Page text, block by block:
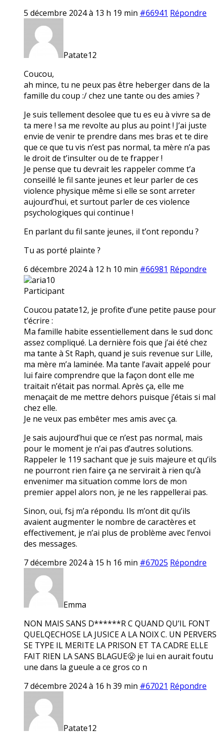
5 décembre 2024 à 13 h 19 min #66941 Répondre
Patate12
Coucou,
ah mince, tu ne peux pas être heberger dans de la
famille du coup :/ chez une tante ou des amies ?
Je suis tellement desolee que tu es eu à vivre sa de
ta mere ! sa me revolte au plus au point ! J’ai juste
envie de venir te prendre dans mes bras et te dire
que ce que tu vis n’est pas normal, ta mère n’a pas
le droit de t’insulter ou de te frapper !
Je pense que tu devrait les rappeler comme t’a
conseillé le fil sante jeunes et leur parler de ces
violence physique même si elle se sont arreter
aujourd’hui, et surtout parler de ces violence
psychologiques qui continue !
En parlant du fil sante jeunes, il t’ont repondu ?
Tu as porté plainte ?
6 décembre 2024 à 12 h 10 min #66981 Répondre
aria10
Participant
Coucou patate12, je profite d’une petite pause pour
t’écrire :
Ma famille habite essentiellement dans le sud donc
assez compliqué. La dernière fois que j’ai été chez
ma tante à St Raph, quand je suis revenue sur Lille,
ma mère m’a laminée. Ma tante l’avait appelé pour
lui faire comprendre que la façon dont elle me
traitait n’était pas normal. Après ça, elle me
menaçait de me mettre dehors puisque j’étais si mal
chez elle.
Je ne veux pas embêter mes amis avec ça.
Je sais aujourd’hui que ce n’est pas normal, mais
pour le moment je n’ai pas d’autres solutions.
Rappeler le 119 sachant que je suis majeure et qu’ils
ne pourront rien faire ça ne servirait à rien qu’à
envenimer ma situation comme lors de mon
premier appel alors non, je ne les rappellerai pas.
Sinon, oui, fsj m’a répondu. Ils m’ont dit qu’ils
avaient augmenter le nombre de caractères et
effectivement, je n’ai plus de problème avec l’envoi
des messages.
7 décembre 2024 à 15 h 16 min #67025 Répondre
Emma
NON MAIS SANS D******R C QUAND QU’IL FONT
QUELQECHOSE LA JUSICE A LA NOIX C. UN PERVERS
SE TYPE IL MERITE LA PRISON ET TA CADRE ELLE
FAIT RIEN LA SANS BLAGUE😤 je lui en aurait foutu
une dans la gueule a ce gros co n
7 décembre 2024 à 16 h 39 min #67021 Répondre
Patate12